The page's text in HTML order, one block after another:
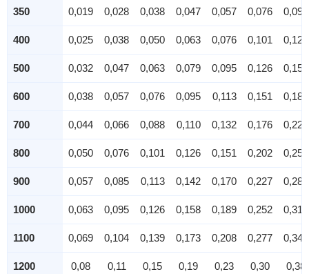
350 0,019 0,028 0,038 0,047 0,057 0,076 0,095
400 0,025 0,038 0,050 0,063 0,076 0,101 0,126
500 0,032 0,047 0,063 0,079 0,095 0,126 0,158
600 0,038 0,057 0,076 0,095 0,113 0,151 0,189
700 0,044 0,066 0,088 0,110 0,132 0,176 0,221
800 0,050 0,076 0,101 0,126 0,151 0,202 0,252
900 0,057 0,085 0,113 0,142 0,170 0,227 0,284
1000 0,063 0,095 0,126 0,158 0,189 0,252 0,315
1100 0,069 0,104 0,139 0,173 0,208 0,277 0,347
1200 0,08 0,11 0,15 0,19 0,23 0,30 0,38